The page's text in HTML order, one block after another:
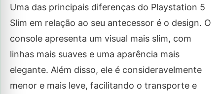
Uma das principais diferenças do Playstation 5
Slim em relação ao seu antecessor é o design. O
console apresenta um visual mais slim, com
linhas mais suaves e uma aparência mais
elegante. Além disso, ele é consideravelmente
menor e mais leve, facilitando o transporte e